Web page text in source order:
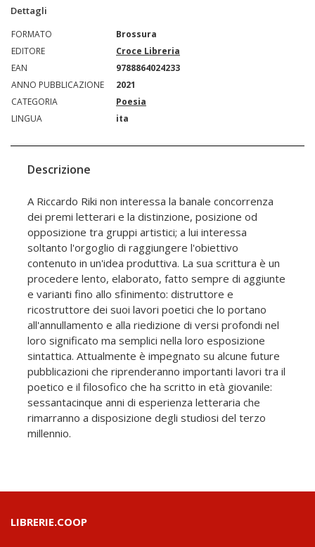
Dettagli
FORMATO
Brossura
EDITORE
Croce Libreria
EAN
9788864024233
ANNO PUBBLICAZIONE
2021
CATEGORIA
Poesia
LINGUA
ita
Descrizione
A Riccardo Riki non interessa la banale concorrenza
dei premi letterari e la distinzione, posizione od
opposizione tra gruppi artistici; a lui interessa
soltanto l'orgoglio di raggiungere l'obiettivo
contenuto in un'idea produttiva. La sua scrittura è un
procedere lento, elaborato, fatto sempre di aggiunte
e varianti fino allo sfinimento: distruttore e
ricostruttore dei suoi lavori poetici che lo portano
all'annullamento e alla riedizione di versi profondi nel
loro significato ma semplici nella loro esposizione
sintattica. Attualmente è impegnato su alcune future
pubblicazioni che riprenderanno importanti lavori tra il
poetico e il filosofico che ha scritto in età giovanile:
sessantacinque anni di esperienza letteraria che
rimarranno a disposizione degli studiosi del terzo
millennio.
LIBRERIE.COOP